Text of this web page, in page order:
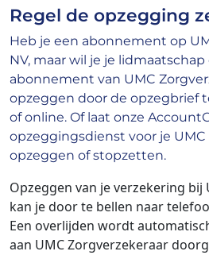
Regel de opzegging
Heb je een abonnement op
NV, maar wil je je
abonnement van UMC
opzeggen door de opzegbrief
of online. Of laat onze
opzeggingsdienst voor je UMC
opzeggen of stopzetten.
Opzeggen van je verzekering bij
kan je door te bellen naar
Een overlijden wordt
aan UMC Zorgverzekeraar